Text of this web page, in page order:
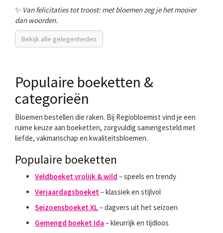
✨ Van felicitaties tot troost: met bloemen zeg je het mooier
dan woorden.
Bekijk alle gelegenheden
Populaire boeketten &
categorieën
Bloemen bestellen die raken. Bij Regiobloemist vind je een
ruime keuze aan boeketten, zorgvuldig samengesteld met
liefde, vakmanschap en kwaliteitsbloemen.
Populaire boeketten
Veldboeket vrolijk & wild – speels en trendy
Verjaardagsboeket– klassiek en stijlvol
Seizoensboeket XL – dagvers uit het seizoen
Gemengd boeket Ida – kleurrijk en tijdloos